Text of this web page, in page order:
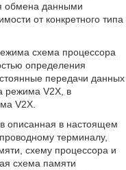
обмена данными
от конкретного типа
схема процессора
определения
передачи данных
режима V2X, в
V2X.
описанная в настоящем
терминалу,
схему процессора и
схема памяти